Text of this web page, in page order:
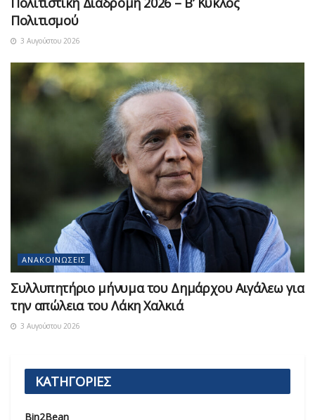
Πολιτισμού
3 Αυγούστου 2026
ΑΝΑΚΟΙΝΏΣΕΙΣ
Συλλυπητήριο μήνυμα του Δημάρχου Αιγάλεω για
την απώλεια του Λάκη Χαλκιά
3 Αυγούστου 2026
ΚΑΤΗΓΟΡΙΕΣ
Bin2Bean